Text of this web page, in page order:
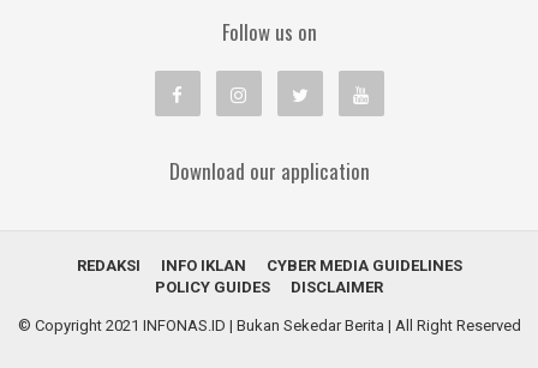
Follow us on
Download our application
REDAKSI INFO IKLAN
CYBER MEDIA GUIDELINES
POLICY GUIDES
DISCLAIMER
© Copyright 2021 INFONAS.ID | Bukan Sekedar Berita | All Right Reserved